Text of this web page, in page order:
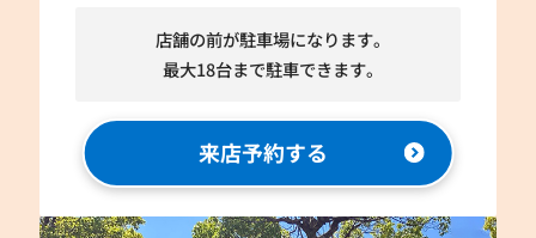
店舗の前が駐車場になります。
最大18台まで駐車できます。
来店予約する